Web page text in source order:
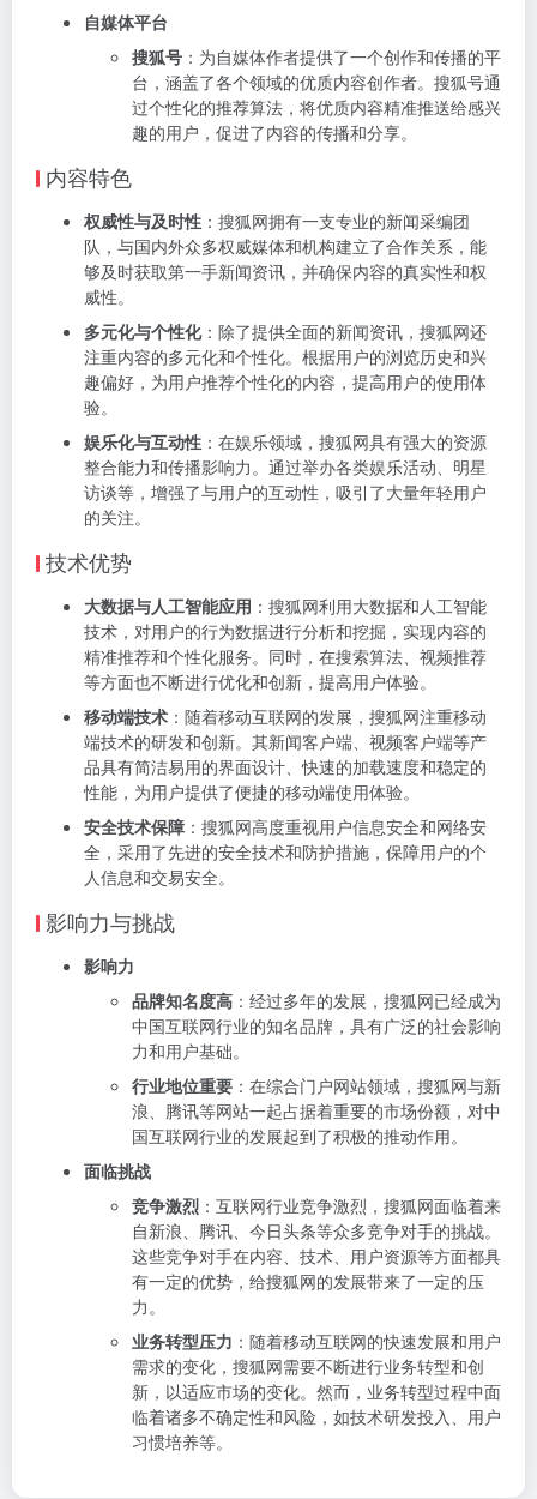
自媒体平台
搜狐号 ：为自媒体作者提供了一个创作和传播的平
台，涵盖了各个领域的优质内容创作者。搜狐号通
过个性化的推荐算法，将优质内容精准推送给感兴
趣的用户，促进了内容的传播和分享。
内容特色
权威性与及时性 ：搜狐网拥有一支专业的新闻采编团
队，与国内外众多权威媒体和机构建立了合作关系，能
够及时获取第一手新闻资讯，并确保内容的真实性和权
威性。
多元化与个性化：除了提供全面的新闻资讯，搜狐网还
注重内容的多元化和个性化。根据用户的浏览历史和兴
趣偏好，为用户推荐个性化的内容，提高用户的使用体
验。
娱乐化与互动性 ：在娱乐领域，搜狐网具有强大的资源
整合能力和传播影响力。通过举办各类娱乐活动、明星
访谈等，增强了与用户的互动性，吸引了大量年轻用户
的关注。
技术优势
大数据与人工智能应用 ：搜狐网利用大数据和人工智能
技术，对用户的行为数据进行分析和挖掘，实现内容的
精准推荐和个性化服务。同时，在搜索算法、视频推荐
等方面也不断进行优化和创新，提高用户体验。
移动端技术 ：随着移动互联网的发展，搜狐网注重移动
端技术的研发和创新。其新闻客户端、视频客户端等产
品具有简洁易用的界面设计、快速的加载速度和稳定的
性能，为用户提供了便捷的移动端使用体验。
安全技术保障 ：搜狐网高度重视用户信息安全和网络安
全，采用了先进的安全技术和防护措施，保障用户的个
人信息和交易安全。
影响力与挑战
影响力
品牌知名度高 ：经过多年的发展，搜狐网已经成为
中国互联网行业的知名品牌，具有广泛的社会影响
力和用户基础。
行业地位重要 ：在综合门户网站领域，搜狐网与新
浪、腾讯等网站一起占据着重要的市场份额，对中
国互联网行业的发展起到了积极的推动作用。
面临挑战
竞争激烈 ：互联网行业竞争激烈，搜狐网面临着来
自新浪、腾讯、今日头条等众多竞争对手的挑战。
这些竞争对手在内容、技术、用户资源等方面都具
有一定的优势，给搜狐网的发展带来了一定的压
力。
业务转型压力 ：随着移动互联网的快速发展和用户
需求的变化，搜狐网需要不断进行业务转型和创
新，以适应市场的变化。然而，业务转型过程中面
临着诸多不确定性和风险，如技术研发投入、用户
习惯培养等。